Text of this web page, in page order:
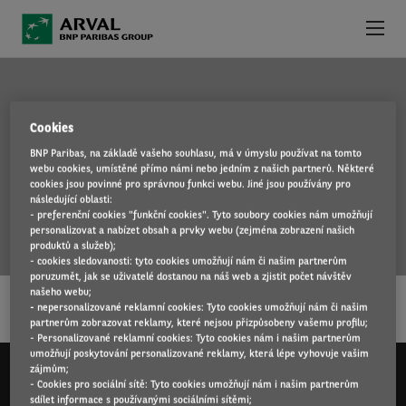
SANDERO
…
PROČ SI VYBRAT ARVAL
SLUŽBY K LEASINGU
KONTAKT
NOVINKY
Cookies
BNP Paribas, na základě vašeho souhlasu, má v úmyslu používat na tomto
webu cookies, umístěné přímo námi nebo jedním z našich partnerů. Některé
cookies jsou povinné pro správnou funkci webu. Jiné jsou používány pro
následující oblasti:
- preferenční cookies "funkční cookies". Tyto soubory cookies nám umožňují
personalizovat a nabízet obsah a prvky webu (zejména zobrazení našich
produktů a služeb);
- cookies sledovanosti: tyto cookies umožňují nám či našim partnerům
poruzumět, jak se uživatelé dostanou na náš web a zjistit počet návštěv
našeho webu;
- nepersonalizované reklamní cookies: Tyto cookies umožňují nám či našim
partnerům zobrazovat reklamy, které nejsou přizpůsobeny vašemu profilu;
- Personalizované reklamní cookies: Tyto cookies nám i našim partnerům
umožňují poskytování personalizované reklamy, která lépe vyhovuje vašim
zájmům;
- Cookies pro sociální sítě: Tyto cookies umožňují nám i našim partnerům
sdílet informace s používanými sociálními sítěmi;